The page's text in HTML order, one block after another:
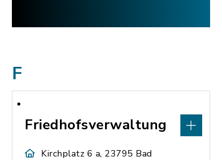
F
Friedhofsverwaltung
Kirchplatz 6 a, 23795 Bad